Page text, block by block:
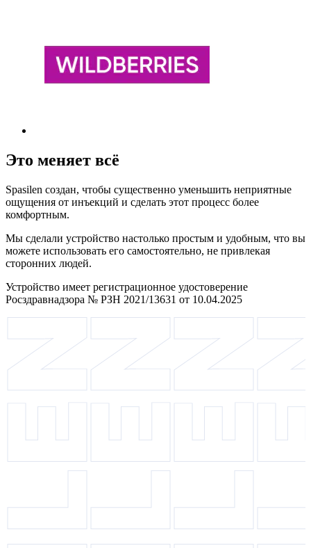
Это меняет всё
Spasilen создан, чтобы существенно уменьшить неприятные
ощущения от инъекций и сделать этот процесс более
комфортным.
Мы сделали устройство настолько простым и удобным, что вы
можете использовать его самостоятельно, не привлекая
сторонних людей.
Устройство имеет регистрационное удостоверение
Росздравнадзора № РЗН 2021/13631 от 10.04.2025